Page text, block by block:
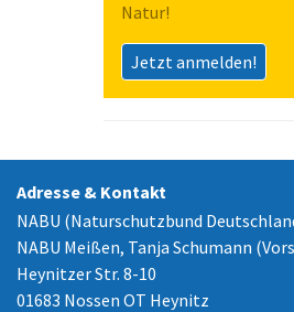
Natur!
Jetzt anmelden!
Adresse & Kontakt
NABU (Naturschutzbund
NABU Meißen, Tanja Schumann
Heynitzer Str. 8-10
01683 Nossen OT Heynitz